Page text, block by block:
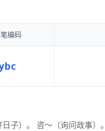
编码
子）。 咨～（询问政事）。